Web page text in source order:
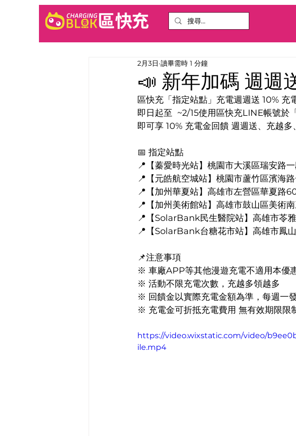
📣 新年加碼 週週
2月3日 讀畢需時 1 分鐘
區快充「指定站點」充電週週送 10% 充
即日起至  ~2/15使用區快充LINE帳號於
即可享 10% 充電金回饋 週週送、充越多
📅 指定站點
📍【蓁愛時光站】桃園市大溪區瑞安路
📍【元皓航空城站】桃園市蘆竹區濱海
📍【加州華夏站】高雄市左營區華夏路
📍【加州美術館站】高雄市鼓山區美術
📍【SolarBank民生醫院站】高雄市苓
📍【SolarBank台糖花市站】高雄市鳳
📌注意事項
※ 車廠APP等其他漫遊充電不適用本優
※ 活動不限充電次數，充越多領越多
※ 回饋金以實際充電金額為準，每週一
※ 充電金可折抵充電費用 無有效期限限
https://video.wixstatic.com/video/
ile.mp4